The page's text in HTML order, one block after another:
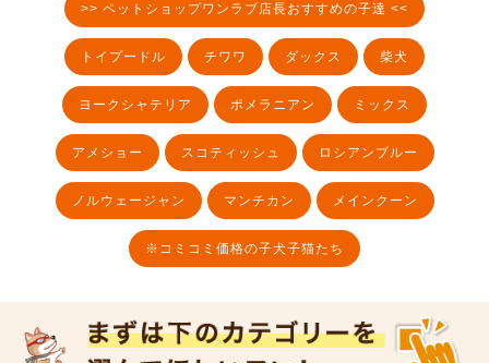
>> ペットショップワンラブ店長おすすめの子達 <<
トイプードル チワワ ダックス 柴犬
ヨークシャテリア ポメラニアン ミックス
アメショー スコティッシュ ロシアンブルー
ノルウェージャン マンチカン メインクーン
※コミコミ価格の子犬子猫たち